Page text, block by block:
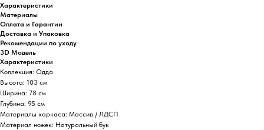
Характеристики
Материалы
Оплата и Гарантии
Доставка и Упаковка
Рекомендации по уходу
3D Модель
Характеристики
Коллекция: Одда
Высота: 103 см
Ширина: 78 см
Глубина: 95 см
Материалы каркаса: Массив / ЛДСП
Материал ножек: Натуральный бук